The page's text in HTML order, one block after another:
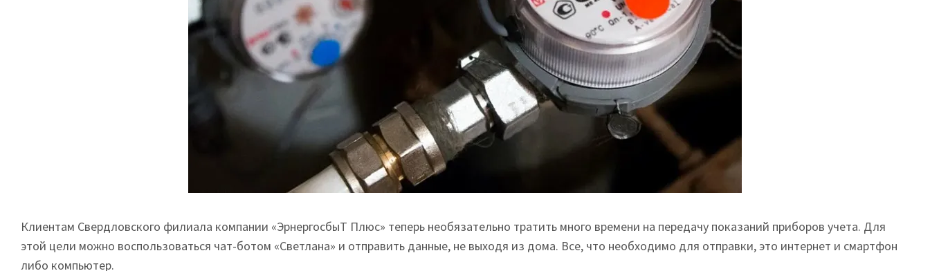
Клиентам Свердловского филиала компании «ЭрнергосбыТ Плюс» теперь необязательно тратить много времени на передачу показаний приборов учета. Для
этой цели можно воспользоваться чат-ботом «Светлана» и отправить данные, не выходя из дома. Все, что необходимо для отправки, это интернет и смартфон
либо компьютер.